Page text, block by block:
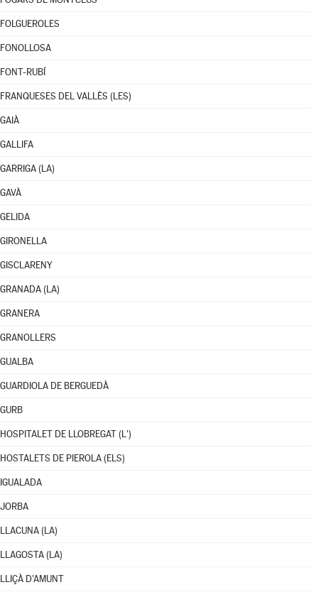
FOLGUEROLES
FONOLLOSA
FONT-RUBÍ
FRANQUESES DEL VALLÈS (LES)
GAIÀ
GALLIFA
GARRIGA (LA)
GAVÀ
GELIDA
GIRONELLA
GISCLARENY
GRANADA (LA)
GRANERA
GRANOLLERS
GUALBA
GUARDIOLA DE BERGUEDÀ
GURB
HOSPITALET DE LLOBREGAT (L')
HOSTALETS DE PIEROLA (ELS)
IGUALADA
JORBA
LLACUNA (LA)
LLAGOSTA (LA)
LLIÇÀ D'AMUNT